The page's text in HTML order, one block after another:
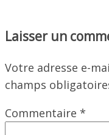
Laisser un
Votre adresse e-
champs
Commentaire *